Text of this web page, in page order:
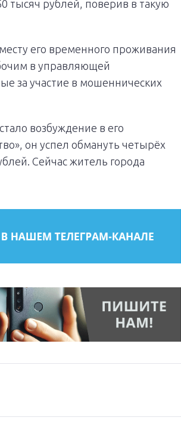
тысяч рублей, поверив в такую
его временного проживания
в управляющей
за участие в мошеннических
возбуждение в его
он успел обмануть четырёх
Сейчас житель города